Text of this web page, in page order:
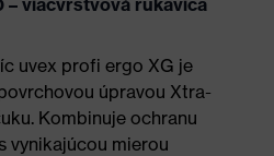
viacvrstvová rukavica
uvex profi ergo XG je
úpravou Xtra-
Kombinuje ochranu
vynikajúcou mierou